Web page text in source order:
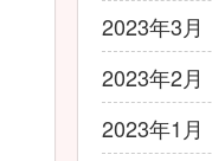
2023年3月
2023年2月
2023年1月